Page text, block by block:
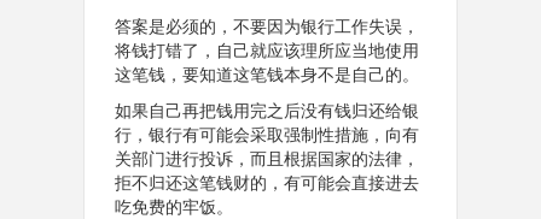
答案是必须的，不要因为银行工作失误，
将钱打错了，自己就应该理所应当地使用
这笔钱，要知道这笔钱本身不是自己的。
如果自己再把钱用完之后没有钱归还给银
行，银行有可能会采取强制性措施，向有
关部门进行投诉，而且根据国家的法律，
拒不归还这笔钱财的，有可能会直接进去
吃免费的牢饭。